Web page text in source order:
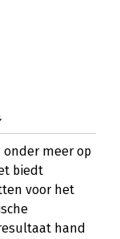
onder meer op
biedt
voor het
hand